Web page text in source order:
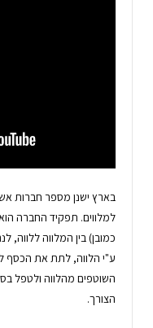
בארץ ישנן מספר חברות
למלווים. תפקיד החברה
כמובן) בין המלווה
ע"י הלווה, לתת את הכסף
השוטפים מהלווה ולטפל
הצורך.